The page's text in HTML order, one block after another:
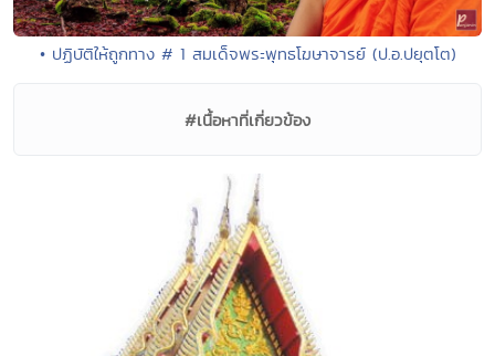
• ปฏิบัติให้ถูกทาง # 1 สมเด็จพระพุทธโฆษาจารย์ (ป.อ.ปยุตโต)
#เนื้อหาที่เกี่ยวข้อง